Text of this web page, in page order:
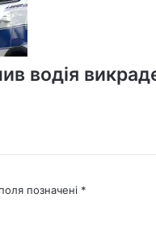
водія
позначені *